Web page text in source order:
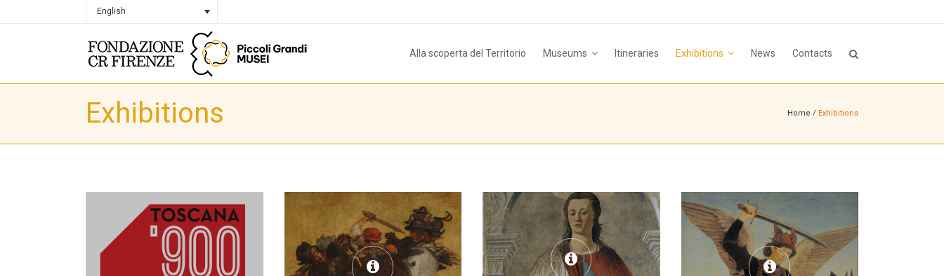
English
Alla scoperta del Territorio Museums Itineraries Exhibitions News Contacts
Exhibitions Home / Exhibitions